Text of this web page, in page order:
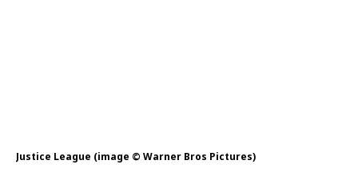
Justice League (image © Warner Bros Pictures)